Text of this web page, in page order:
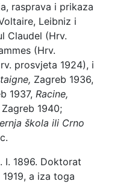
rasprava i prikaza
Leibniz i
Claudel (Hrv.
(Hrv.
prosvjeta 1924), i
Zagreb 1936,
1937, Racine,
Zagreb 1940;
škola ili Crno
I. 1896. Doktorat
a iza toga